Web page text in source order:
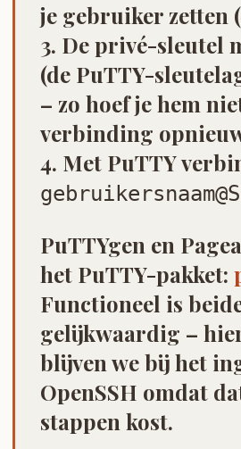
je gebruiker zetten
3. De privé-sleutel
(de PuTTY-
– zo hoef je hem
verbinding
4. Met PuTTY
PuTTYgen en
het PuTTY-pakket:
Functioneel is
gelijkwaardig –
blijven we bij het
OpenSSH omdat
stappen kost.